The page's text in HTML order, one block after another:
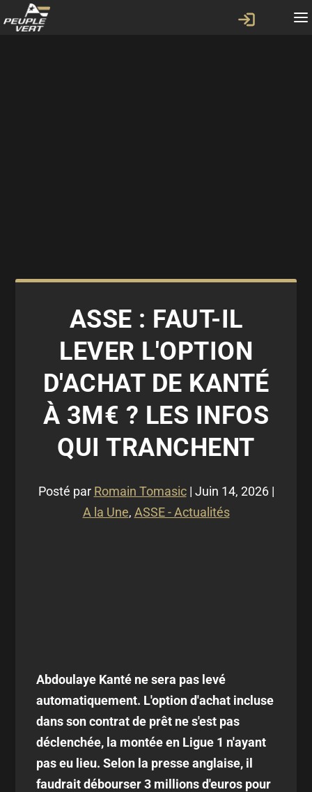
ASSE : FAUT-IL
LEVER L'OPTION
D'ACHAT DE KANTÉ
À 3M€ ? LES INFOS
QUI TRANCHENT
Posté par Romain Tomasic| Juin 14, 2026|
A la Une, ASSE - Actualités
Abdoulaye Kanté ne sera pas levé
automatiquement. L'option d'achat incluse
dans son contrat de prêt ne s'est pas
déclenchée, la montée en Ligue 1 n'ayant
pas eu lieu. Selon la presse anglaise, il
faudrait débourser 3 millions d'euros pour